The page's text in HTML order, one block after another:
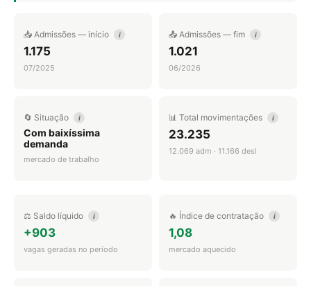
📥 Admissões — início i
1.175
07/2025
📤 Admissões — fim i
1.021
06/2026
🔄 Situação i
Com baixíssima
demanda
mercado de trabalho
📊 Total movimentações i
23.235
12.069 adm · 11.166 desl
⚖️ Saldo líquido i
+903
vagas geradas no período
🔥 Índice de contratação i
1,08
mercado aquecido